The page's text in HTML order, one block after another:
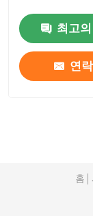
최고
연
홈